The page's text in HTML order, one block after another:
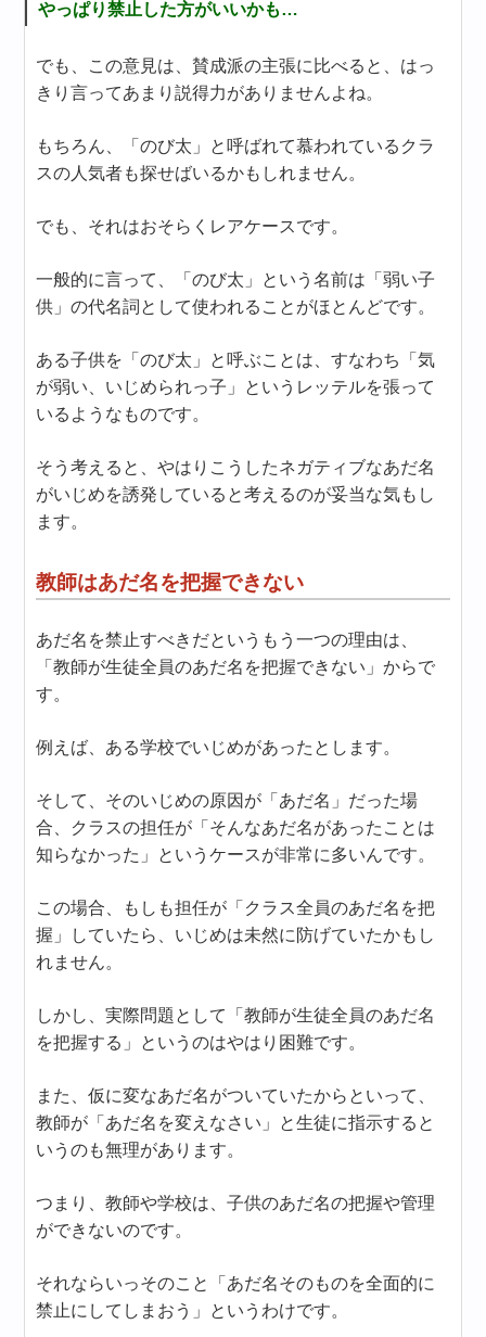
やっぱり禁止した方がいいかも…
でも、この意見は、賛成派の主張に比べると、はっ
きり言ってあまり説得力がありませんよね。
もちろん、「のび太」と呼ばれて慕われているクラ
スの人気者も探せばいるかもしれません。
でも、それはおそらくレアケースです。
一般的に言って、「のび太」という名前は「弱い子
供」の代名詞として使われることがほとんどです。
ある子供を「のび太」と呼ぶことは、すなわち「気
が弱い、いじめられっ子」というレッテルを張って
いるようなものです。
そう考えると、やはりこうしたネガティブなあだ名
がいじめを誘発していると考えるのが妥当な気もし
ます。
教師はあだ名を把握できない
あだ名を禁止すべきだというもう一つの理由は、
「教師が生徒全員のあだ名を把握できない」からで
す。
例えば、ある学校でいじめがあったとします。
そして、そのいじめの原因が「あだ名」だった場
合、クラスの担任が「そんなあだ名があったことは
知らなかった」というケースが非常に多いんです。
この場合、もしも担任が「クラス全員のあだ名を把
握」していたら、いじめは未然に防げていたかもし
れません。
しかし、実際問題として「教師が生徒全員のあだ名
を把握する」というのはやはり困難です。
また、仮に変なあだ名がついていたからといって、
教師が「あだ名を変えなさい」と生徒に指示すると
いうのも無理があります。
つまり、教師や学校は、子供のあだ名の把握や管理
ができないのです。
それならいっそのこと「あだ名そのものを全面的に
禁止にしてしまおう」というわけです。